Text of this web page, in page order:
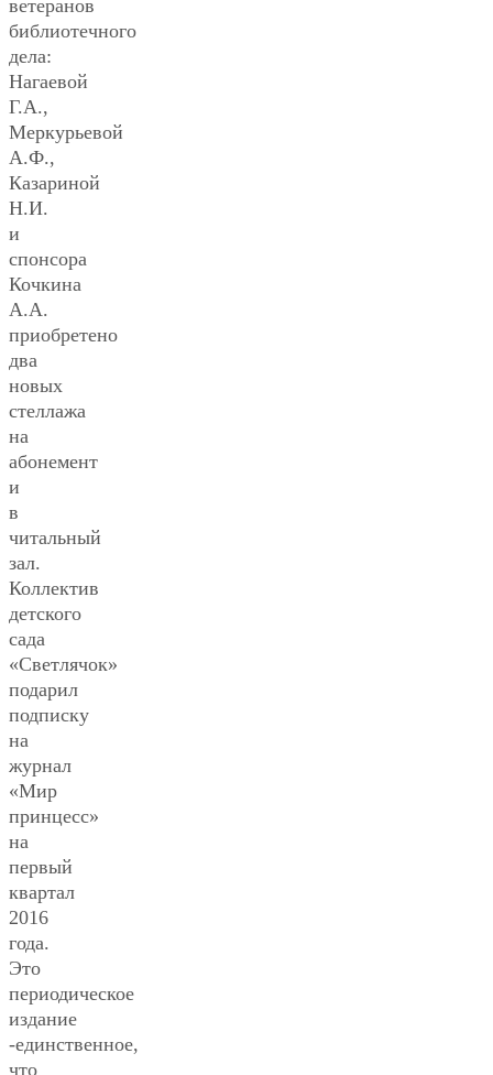
ветеранов
библиотечного
дела:
Нагаевой
Г.А.,
Меркурьевой
А.Ф.,
Казариной
Н.И.
и
спонсора
Кочкина
А.А.
приобретено
два
новых
стеллажа
на
абонемент
и
в
читальный
зал.
Коллектив
детского
сада
«Светлячок»
подарил
подписку
на
журнал
«Мир
принцесс»
на
первый
квартал
2016
года.
Это
периодическое
издание
-единственное,
что